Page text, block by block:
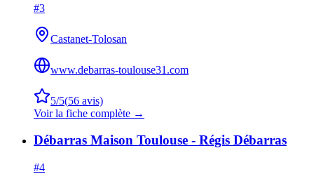
#3
Castanet-Tolosan
www.debarras-toulouse31.com
5/5(56 avis)
Voir la fiche complète →
Débarras Maison Toulouse - Régis Débarras
#4